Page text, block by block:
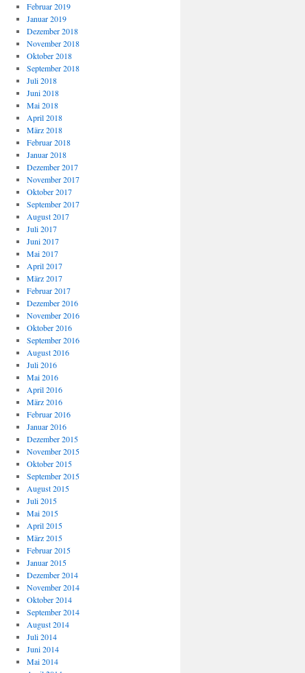
Februar 2019
Januar 2019
Dezember 2018
November 2018
Oktober 2018
September 2018
Juli 2018
Juni 2018
Mai 2018
April 2018
März 2018
Februar 2018
Januar 2018
Dezember 2017
November 2017
Oktober 2017
September 2017
August 2017
Juli 2017
Juni 2017
Mai 2017
April 2017
März 2017
Februar 2017
Dezember 2016
November 2016
Oktober 2016
September 2016
August 2016
Juli 2016
Mai 2016
April 2016
März 2016
Februar 2016
Januar 2016
Dezember 2015
November 2015
Oktober 2015
September 2015
August 2015
Juli 2015
Mai 2015
April 2015
März 2015
Februar 2015
Januar 2015
Dezember 2014
November 2014
Oktober 2014
September 2014
August 2014
Juli 2014
Juni 2014
Mai 2014